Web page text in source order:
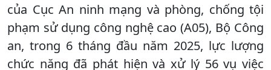
của Cục An ninh mạng và phòng, chống tội
phạm sử dụng công nghệ cao (A05), Bộ Công
an, trong 6 tháng đầu năm 2025, lực lượng
chức năng đã phát hiện và xử lý 56 vụ việc